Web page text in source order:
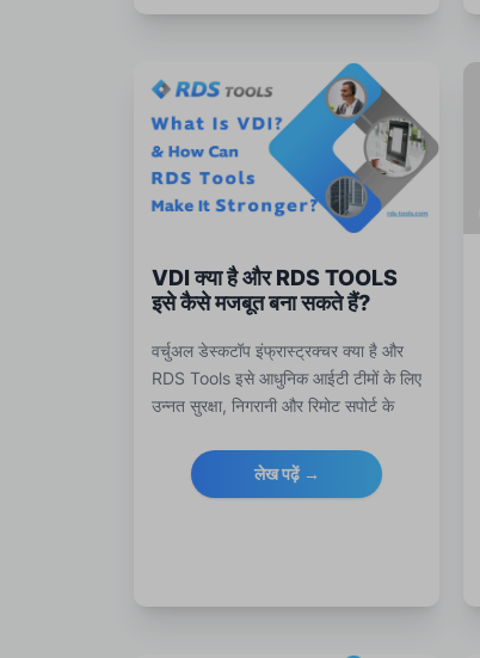
VDI क्या है और RDS TOOLS
इसे कैसे मजबूत बना सकते हैं?
वर्चुअल डेस्कटॉप इंफ्रास्ट्रक्चर क्या है और
RDS Tools इसे आधुनिक आईटी टीमों के लिए
उन्नत सुरक्षा, निगरानी और रिमोट सपोर्ट के
लेख पढ़ें →